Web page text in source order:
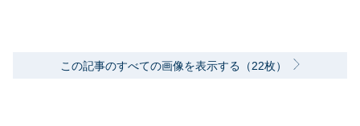
この記事のすべての画像を表示する（22枚）